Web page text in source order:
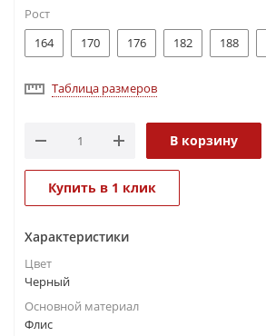
Рост
164
170 176 182 188
Таблица размеров
В корзину
Купить в 1 клик
Характеристики
Цвет
Черный
Основной материал
Флис